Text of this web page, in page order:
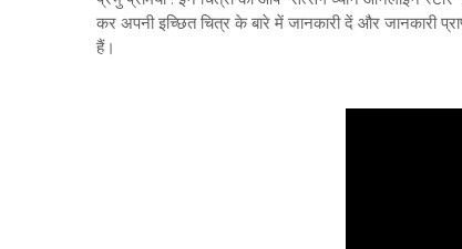
कर अपनी इच्छित चित्र के बारे में जानकारी दें और जानकारी
हैं।